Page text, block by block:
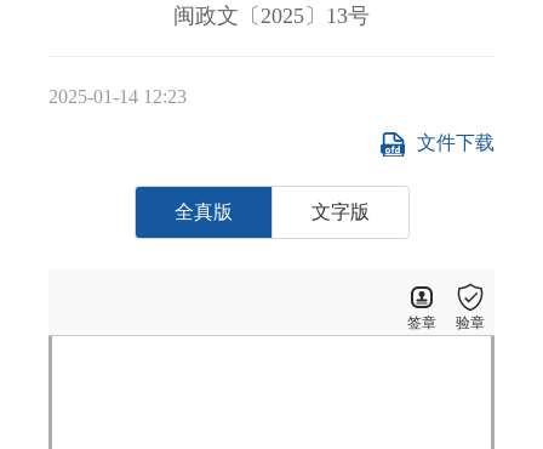
闽政文〔2025〕13号
2025-01-14 12:23
全真版 文字版
文件下载